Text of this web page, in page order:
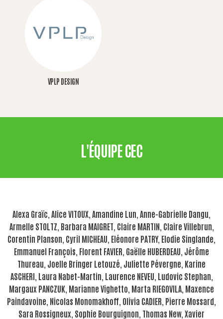
VPLP DESIGN
L'ÉQUIPE CEC
Alexa Graïc, Alice VITOUX, Amandine Lun, Anne-Gabrielle Dangu,
Armelle STOLTZ, Barbara MAIGRET, Claire MARTIN, Claire Villebrun,
Corentin Planson, Cyril MICHEAU, Eléonore PATRY, Elodie Singlande,
Emmanuel François, Florent FAVIER, Gaëlle HUBERDEAU, Jérôme
Thureau, Joelle Bringer Letouzé, Juliette Pévergne, Karine
ASCHERI, Laura Nabet-Martin, Laurence NEVEU, Ludovic Stephan,
Margaux PANCZUK, Marianne Vighetto, Marta RIEGOVILA, Maxence
Paindavoine, Nicolas Monomakhoff, Olivia CADIER, Pierre Mossard,
Sara Rossigneux, Sophie Bourguignon, Thomas New, Xavier